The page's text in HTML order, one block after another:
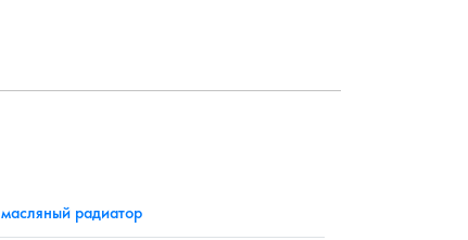
масляный радиатор